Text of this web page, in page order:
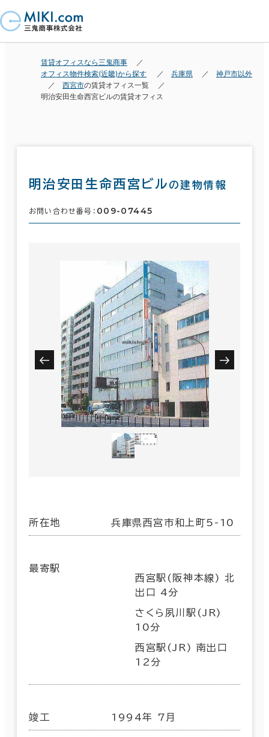
賃貸オフィスなら三鬼商事
オフィス物件検索(近畿)から探す
兵庫県
神戸市以外
西宮市の賃貸オフィス一覧
明治安田生命西宮ビルの賃貸オフィス
明治安田生命西宮ビル の建物情報
お問い合わせ番号： 009-07445
所在地 兵庫県西宮市和上町5-10
最寄駅
西宮駅(阪神本線) 北
出口 4分
さくら夙川駅(JR)
10分
西宮駅(JR) 南出口
12分
竣工 1994年 7月